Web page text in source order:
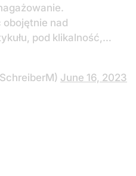
obojętnie nad
pod klikalność,…
June 16, 2023